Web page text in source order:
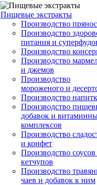
Пищевые экстракты
Производство
Производство
питания и
Производство
Производство
и джемов
Производство
мороженого и
Производство
Производство
добавок и
комплексов
Производство
и конфет
Производство соусов
кетчупов
Производство
чаев и добавок к ним